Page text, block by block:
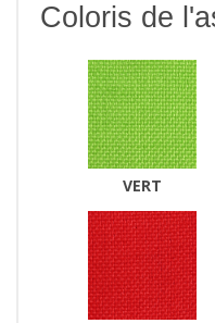
Coloris de
VERT